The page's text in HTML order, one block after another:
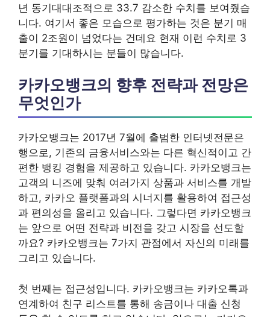
년 동기대대조적으로 33.7 감소한 수치를 보여줬습
니다. 여기서 좋은 모습으로 평가하는 것은 분기 매
출이 2조원이 넘었다는 건데요 현재 이런 수치로 3
분기를 기대하시는 분들이 많습니다.
카카오뱅크의 향후 전략과 전망은
무엇인가
카카오뱅크는 2017년 7월에 출범한 인터넷전문은
행으로, 기존의 금융서비스와는 다른 혁신적이고 간
편한 뱅킹 경험을 제공하고 있습니다. 카카오뱅크는
고객의 니즈에 맞춰 여러가지 상품과 서비스를 개발
하고, 카카오 플랫폼과의 시너지를 활용하여 접근성
과 편의성을 올리고 있습니다. 그렇다면 카카오뱅크
는 앞으로 어떤 전략과 비전을 갖고 시장을 선도할
까요? 카카오뱅크는 7가지 관점에서 자신의 미래를
그리고 있습니다.
첫 번째는 접근성입니다. 카카오뱅크는 카카오톡과
연계하여 친구 리스트를 통해 송금이나 대출 신청